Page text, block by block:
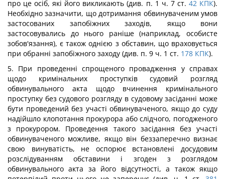
про це осіб, які його викликають (див. п. 1 ч. 7 ст. 42 КПК).
Необхідно зазначити, що дотримання обвинуваченим умов
застосованих запобіжних заходів, якщо вони
застосовувались до нього раніше (наприклад, особисте
зобов'язання), є також однією з обставин, що враховується
при обранні запобіжного заходу (див. п. 9 ч. 1 ст. 178 КПК).
5. При проведенні спрощеного провадження у справах
щодо кримінальних проступків судовий розгляд
обвинувального акта щодо вчинення кримінального
проступку без судового розгляду в судовому засіданні може
бути проведений без участі обвинуваченого, якщо до суду
надійшло клопотання прокурора або слідчого, погодженого
з прокурором. Проведення такого засідання без участі
обвинуваченого можливе, якщо він беззаперечно визнає
свою винуватість, не оспорює встановлені досудовим
розслідуванням обставини і згоден з розглядом
обвинувального акта за його відсутності, а також якщо